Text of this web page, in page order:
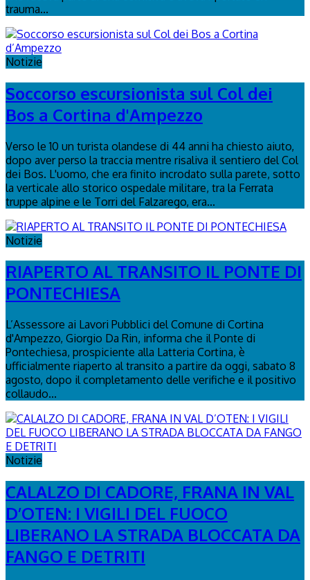
trauma...
Notizie
Soccorso escursionista sul Col dei
Bos a Cortina d'Ampezzo
Verso le 10 un turista olandese di 44 anni ha chiesto aiuto,
dopo aver perso la traccia mentre risaliva il sentiero del Col
dei Bos. L'uomo, che era finito incrodato sulla parete, sotto
la verticale allo storico ospedale militare, tra la Ferrata
truppe alpine e le Torri del Falzarego, era...
Notizie
RIAPERTO AL TRANSITO IL PONTE DI
PONTECHIESA
L’Assessore ai Lavori Pubblici del Comune di Cortina
d'Ampezzo, Giorgio Da Rin, informa che il Ponte di
Pontechiesa, prospiciente alla Latteria Cortina, è
ufficialmente riaperto al transito a partire da oggi, sabato 8
agosto, dopo il completamento delle verifiche e il positivo
collaudo...
Notizie
CALALZO DI CADORE, FRANA IN VAL
D’OTEN: I VIGILI DEL FUOCO
LIBERANO LA STRADA BLOCCATA DA
FANGO E DETRITI